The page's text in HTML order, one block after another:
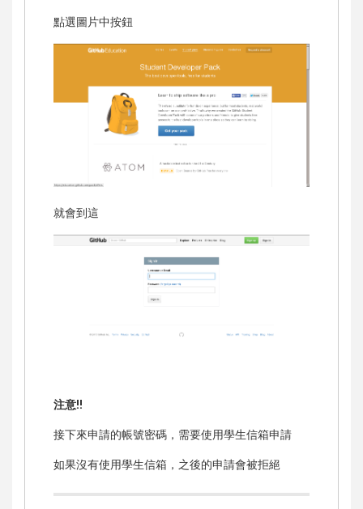
點選圖片中按鈕
就會到這
注意!!
接下來申請的帳號密碼，需要使用學生信箱申請
如果沒有使用學生信箱，之後的申請會被拒絕